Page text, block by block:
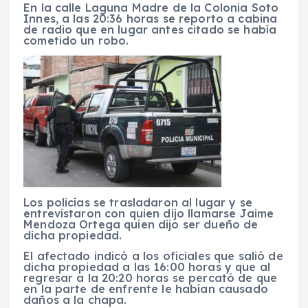
En la calle Laguna Madre de la Colonia Soto
Innes, a las 20:36 horas se reporto a cabina
de radio que en lugar antes citado se había
cometido un robo.
Los policías se trasladaron al lugar y se
entrevistaron con quien dijo llamarse Jaime
Mendoza Ortega quien dijo ser dueño de
dicha propiedad.
El afectado indicó a los oficiales que salió de
dicha propiedad a las 16:00 horas y que al
regresar a la 20:20 horas se percató de que
en la parte de enfrente le habían causado
daños a la chapa.